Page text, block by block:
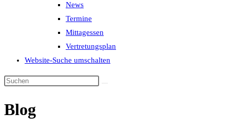
News
Termine
Mittagessen
Vertretungsplan
Website-Suche umschalten
Blog